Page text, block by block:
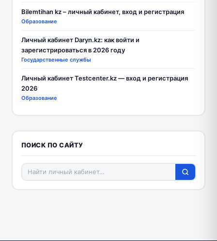
Bilemtihan kz – личный кабинет, вход и регистрация
Образование
Личный кабинет Daryn.kz: как войти и
зарегистрироваться в 2026 году
Государственные службы
Личный кабинет Testcenter.kz — вход и регистрация
2026
Образование
ПОИСК ПО САЙТУ